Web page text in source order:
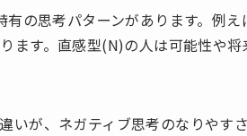
の思考パターンがあります。例
ます。直感型(N)の人は可能性や
いが、ネガティブ思考のなりやす